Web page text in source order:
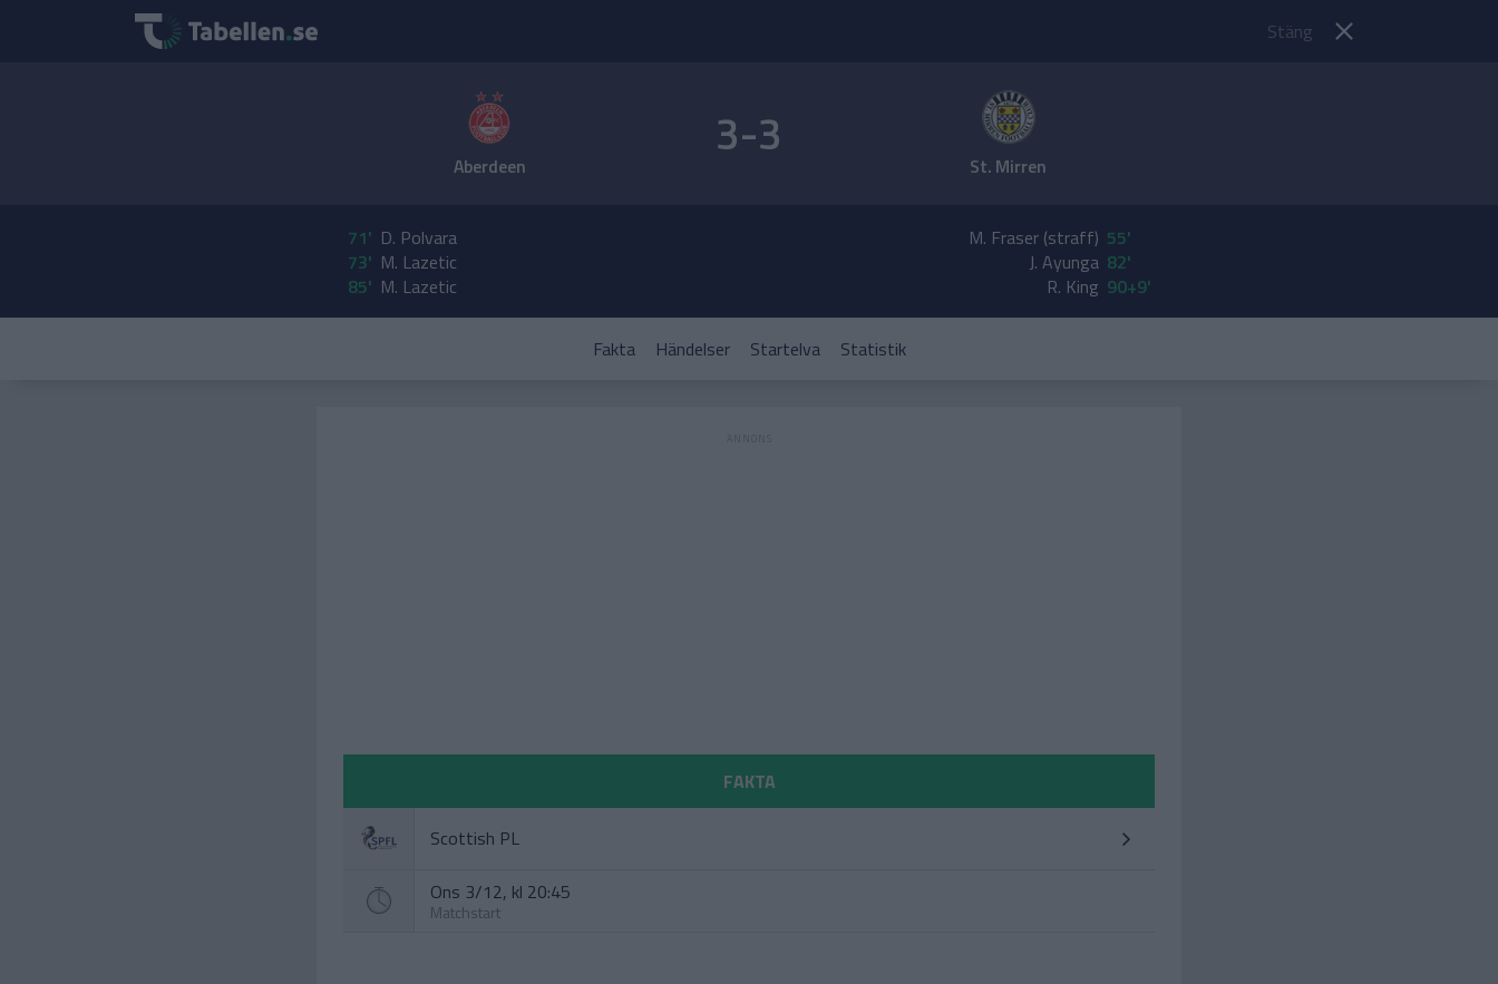
Stäng
Aberdeen 3-3 St. Mirren
71' D. Polvara
73' M. Lazetic
85' M. Lazetic
M. Fraser (straff) 55'
J. Ayunga 82'
R. King 90+9'
Fakta Händelser Startelva Statistik
FAKTA
Scottish PL
Ons 3/12, kl 20:45
Matchstart